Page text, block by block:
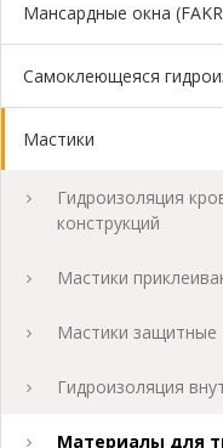
Мансардные окна
Самоклеющеяся
Мастики
Гидроизоляция
конструкций
Мастики
Мастики защитные
Гидроизоляция
Материалы для